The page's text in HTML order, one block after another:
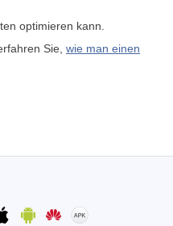
optimieren kann.
Sie, wie man einen